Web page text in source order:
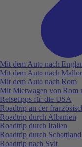
Mit dem Auto nach
Mit dem Auto nach
Mit dem Auto nach Rom
Mit Mietwagen von Rom
Reisetipps für die USA
Roadtrip an der
Roadtrip durch Albanien
Roadtrip durch Italien
Roadtrip durch Schottland
Roadtrip nach Sylt